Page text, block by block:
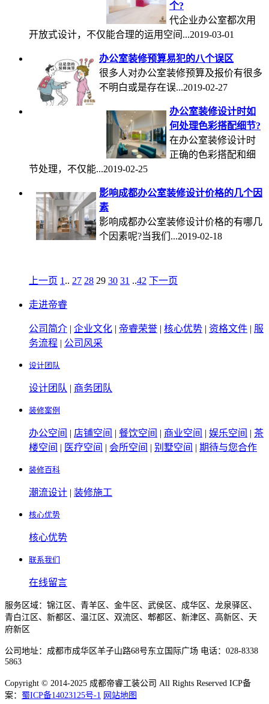
个?
代企业办公室都次用
开放式设计，不仅能合理的运用空间...2019-03-01
办公室装修预算易犯的八个误区
很多人对办公室装修预算及报价有很多
不明白或是存在误...2019-02-27
办公室装修设计时如
何处理色彩搭配细节?
在办公室装修设计时
正确的色彩搭配和细
节处理，不仅能...2019-02-25
影响成都办公室装修设计价格的几个因
素
影响成都办公室装修设计价格的有哪几
个因素呢?当我们...2019-02-18
上一页 1 .. 27 28 29 30 31 ..42 下一页
走进帝睿
公司简介 | 企业文化 | 帝睿荣誉 | 核心优势 | 资格文件 | 服
务流程 | 公司风采
设计团队
设计团队 | 商务团队
装修案例
办公空间 | 店铺空间 | 餐饮空间 | 商业空间 | 娱乐空间 | 茶
楼空间 | 医疗空间 | 会所空间 | 别墅空间 | 期待与您合作
装修百科
潮流设计 | 装修施工
核心优势
核心优势
联系我们
在线留言
服务区域：锦江区、青羊区、金牛区、武侯区、成华区、龙泉驿区、
青白江区、新都区、温江区、双流区、郫都区、新津区、高新区、天
府新区
公司地址：成都市成华区羊子山路68号东立国际广场 电话：028-8338
5863
Copyright © 2014-2025 成都帝睿工装公司 All Rights Reserved ICP备
案： 蜀ICP备14023125号-1 网站地图